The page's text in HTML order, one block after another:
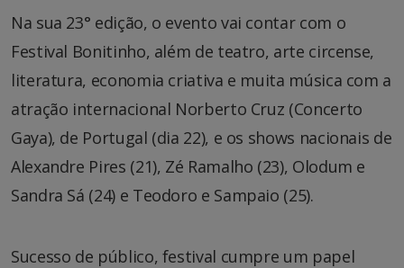
Na sua 23° edição, o evento vai contar com o
Festival Bonitinho, além de teatro, arte circense,
literatura, economia criativa e muita música com a
atração internacional Norberto Cruz (Concerto
Gaya), de Portugal (dia 22), e os shows nacionais de
Alexandre Pires (21), Zé Ramalho (23), Olodum e
Sandra Sá (24) e Teodoro e Sampaio (25).
Sucesso de público, festival cumpre um papel